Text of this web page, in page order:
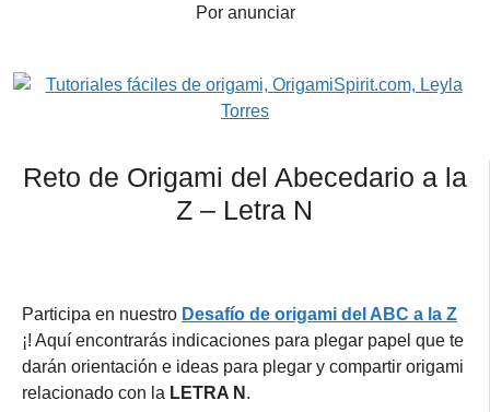
Por anunciar
Reto de Origami del Abecedario a la
Z – Letra N
Participa en nuestro Desafío de origami del ABC a la Z
¡! Aquí encontrarás indicaciones para plegar papel que te
darán orientación e ideas para plegar y compartir origami
relacionado con la LETRA N .